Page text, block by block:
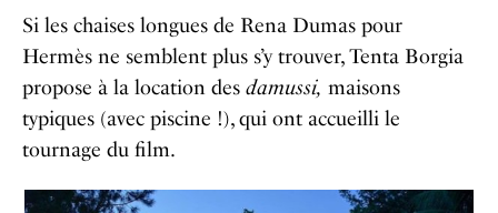
Si les chaises longues de Rena Dumas pour
Hermès ne semblent plus s’y trouver, Tenta Borgia
propose à la location des damussi, maisons
typiques (avec piscine !), qui ont accueilli le
tournage du film.